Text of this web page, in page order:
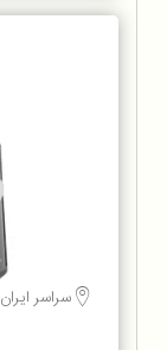
سراسر ایران